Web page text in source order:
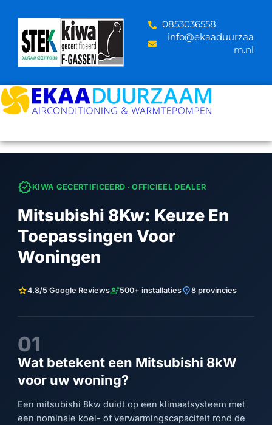
content
‪0853036558
info@ekaaduurzaa
m.nl
verifiedKIWA GECERTIFICEERD · OFFICIEEL DEALER
Mitsubishi 8Kw: Keuze En
Toepassingen Voor
Woningen
star4.8/5 Google Reviewsengineering500+ installatieslocation_on8 provincies
01
Wat betekent een Mitsubishi 8kW
voor uw woning?
Een mitsubishi 8kw duidt op een klimaatsysteem met
een nominale koel- of verwarmingscapaciteit rond de